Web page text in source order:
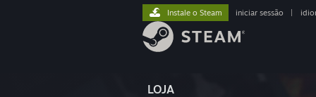
LOJA
Instale o Steam iniciar sessão